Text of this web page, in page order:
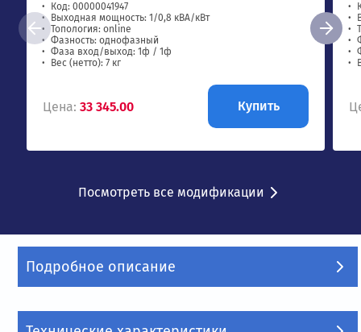
Код: 00000041947
Выходная мощность: 1/0,8 кВА/кВт
Топология: online
Фазность: однофазный
Фаза вход/выход: 1ф / 1ф
Вес (нетто): 7 кг
Цена: 33 345.00 Купить
Посмотреть все модификации
Подробное описание